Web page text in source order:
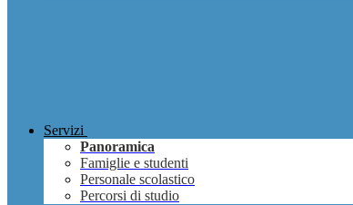
Servizi
Panoramica
Famiglie e studenti
Personale scolastico
Percorsi di studio